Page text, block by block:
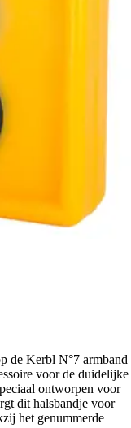
de Kerbl N°7 armband
voor de duidelijke
ontworpen voor
dit halsbandje voor
het genummerde